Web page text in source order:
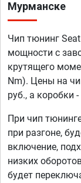
Мурманске
Чип тюнинг
мощности с
крутящего
Nm). Цены на
руб., а коробки
При чип
при разгоне,
включение,
низких
будет